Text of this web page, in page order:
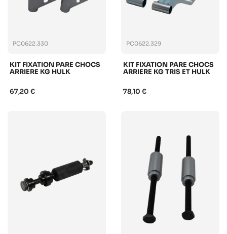
PC0622.330
KIT FIXATION PARE CHOCS
ARRIERE KG HULK
67,20 €
PC0622.329
KIT FIXATION PARE CHOCS
ARRIERE KG TRIS ET HULK
78,10 €